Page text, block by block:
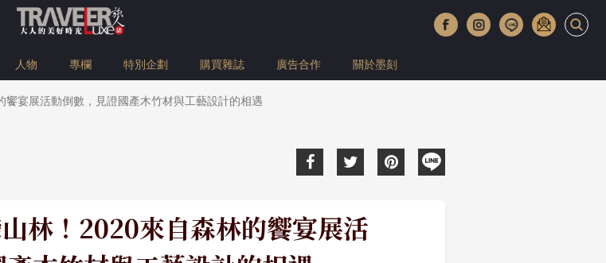
人物 專欄 特別企劃 購買雜誌 廣告合作 關於墨刻
宴展活動倒數，見證國產木竹材與工藝設計的相遇
林！2020來自森林的饗宴展活